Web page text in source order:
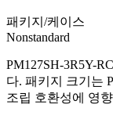
패키지/케이스
Nonstandard
PM127SH-3R5Y-
다. 패키지 크기는
조립 호환성에 영